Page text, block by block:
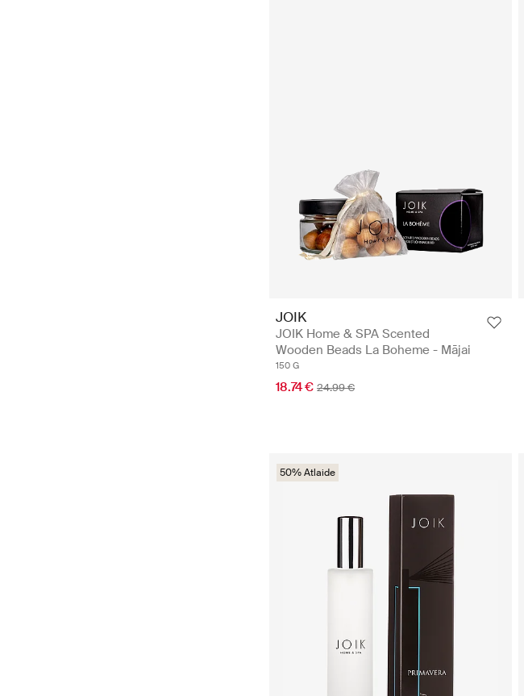
JOIK
JOIK Home & SPA Scented
Wooden Beads La Boheme - Mājai
150 G
18.74 € 24.99 €
50% Atlaide